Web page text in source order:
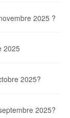
2025 ?
2025
2025?
2025?